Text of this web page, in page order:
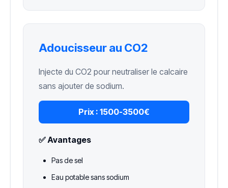
Adoucisseur au CO2
Injecte du CO2 pour neutraliser le calcaire
sans ajouter de sodium.
Prix : 1500-3500€
✅ Avantages
Pas de sel
Eau potable sans sodium